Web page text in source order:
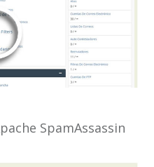
SpamAssassin